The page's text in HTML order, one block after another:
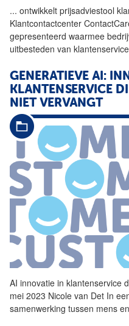
... ontwikkelt prijsadviestool
Klantcontactcenter
gepresenteerd waarmee
uitbesteden van klantenservice
GENERATIEVE AI:
KLANTENSERVICE
NIET VERVANGT
AI innovatie in klantenservice
mei 2023 Nicole van Det In
samenwerking tussen mens